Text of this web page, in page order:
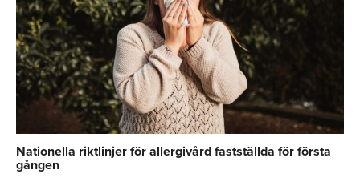
Nationella riktlinjer för allergivård fastställda för första
gången